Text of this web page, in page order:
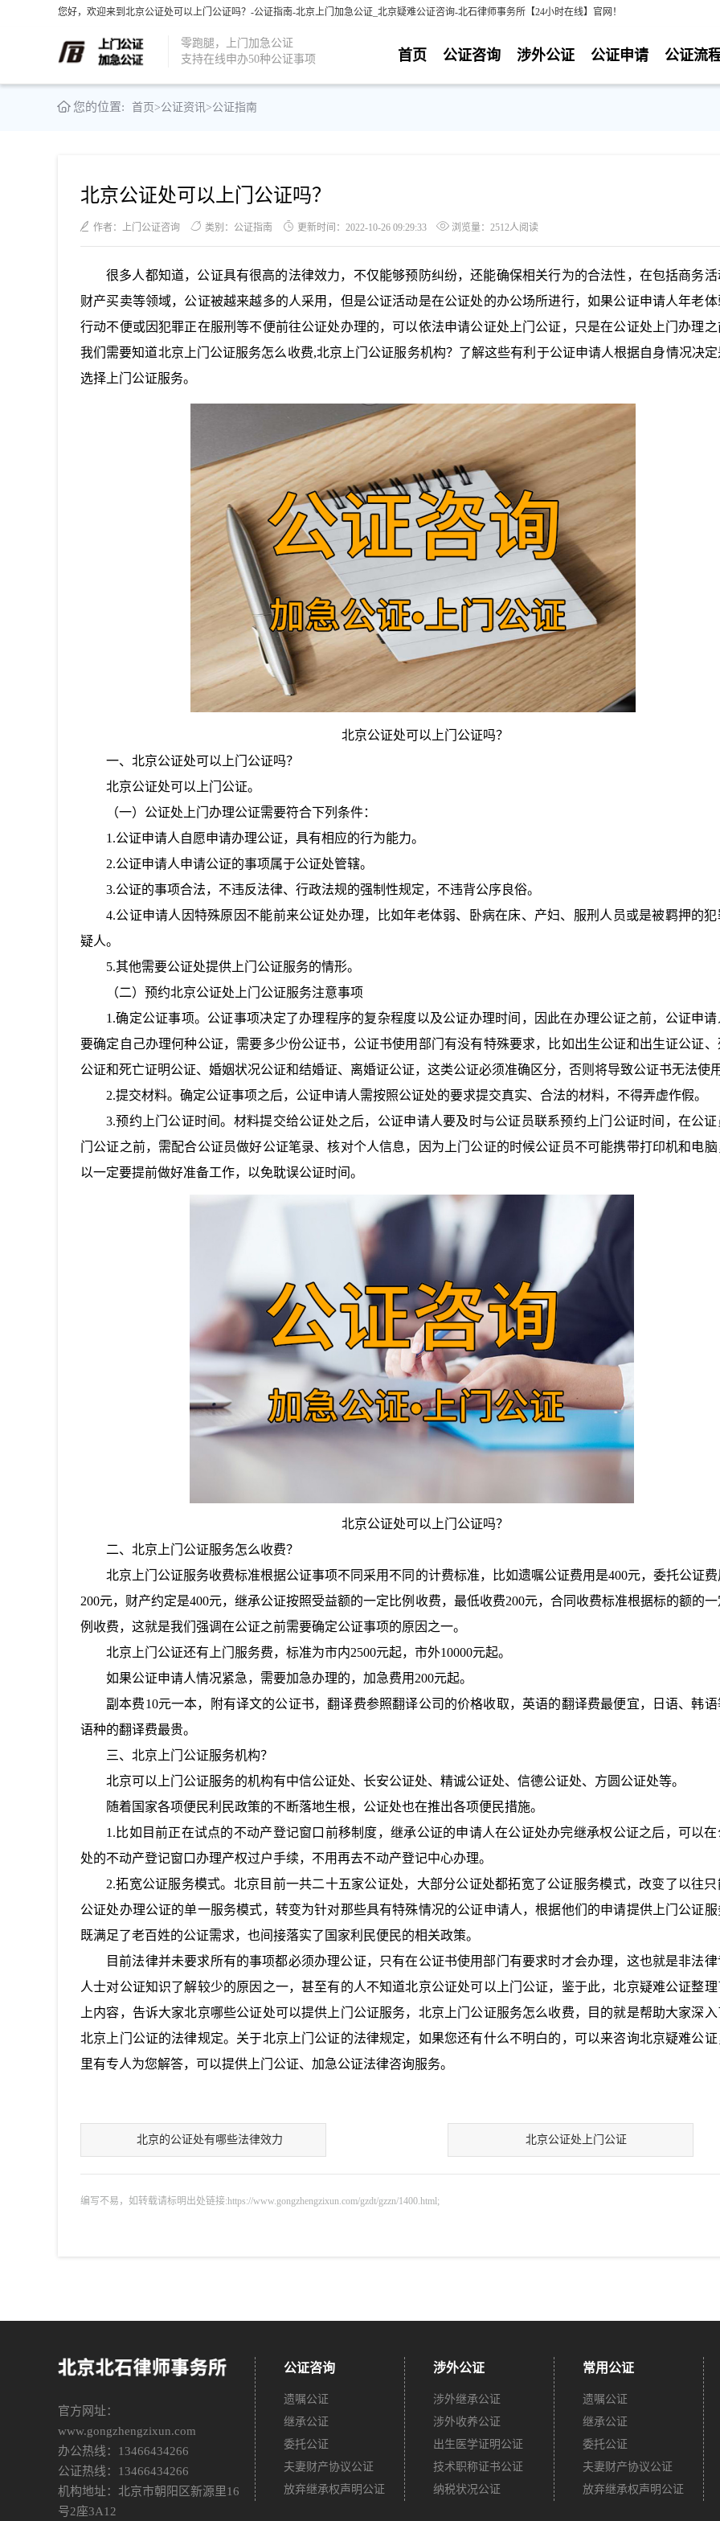
您好，欢迎来到北京公证处可以上门公证吗？-公证指南-北京上门加急公证_北京疑难公证咨询-北石律师事务所【24小时在线】官网！
零跑腿，上门加急公证
支持在线申办50种公证事项
公证流
公证申请
涉外公证
公证咨询
首页
您的位置: 首页>公证资讯>公证指南
北京公证处可以上门公证吗？
作者：上门公证咨询 类别：公证指南 更新时间：2022-10-26 09:29:33 浏览量：2512人阅读
很多人都知道，公证具有很高的法律效力，不仅能够预防纠纷，还能确保相关行为的合法性，在包括商务活
财产买卖等领域，公证被越来越多的人采用，但是公证活动是在公证处的办公场所进行，如果公证申请人年老体
行动不便或因犯罪正在服刑等不便前往公证处办理的，可以依法申请公证处上门公证，只是在公证处上门办理之
我们需要知道北京上门公证服务怎么收费,北京上门公证服务机构？了解这些有利于公证申请人根据自身情况决
选择上门公证服务。
北京公证处可以上门公证吗？
一、 北京公证处可以上门公证吗？
北京公证处可以上门公证。
（一）公证处上门办理公证需要符合下列条件：
1.公证申请人自愿申请办理公证，具有相应的行为能力。
2.公证申请人申请公证的事项属于公证处管辖。
3.公证的事项合法，不违反法律、行政法规的强制性规定，不违背公序良俗。
4.公证申请人因特殊原因不能前来公证处办理，比如年老体弱、卧病在床、产妇、服刑人员或是被羁押的犯
疑人。
5.其他需要公证处提供上门公证服务的情形。
（二）预约北京公证处上门公证服务注意事项
1.确定公证事项。公证事项决定了办理程序的复杂程度以及公证办理时间，因此在办理公证之前，公证申请
要确定自己办理何种公证，需要多少份公证书，公证书使用部门有没有特殊要求，比如出生公证和出生证公证、
公证和死亡证明公证、婚姻状况公证和结婚证、离婚证公证，这类公证必须准确区分，否则将导致公证书无法使用
2.提交材料。确定公证事项之后，公证申请人需按照公证处的要求提交真实、合法的材料，不得弄虚作假。
3.预约上门公证时间。材料提交给公证处之后，公证申请人要及时与公证员联系预约上门公证时间，在公证
门公证之前，需配合公证员做好公证笔录、核对个人信息，因为上门公证的时候公证员不可能携带打印机和电脑
以一定要提前做好准备工作，以免耽误公证时间。
北京公证处可以上门公证吗？
二、北京上门公证服务怎么收费？
北京上门公证服务收费标准根据公证事项不同采用不同的计费标准，比如遗嘱公证费用是400元，委托公证费
200元，财产约定是400元，继承公证按照受益额的一定比例收费，最低收费200元，合同收费标准根据标的额的一
例收费，这就是我们强调在公证之前需要确定公证事项的原因之一。
北京上门公证还有上门服务费，标准为市内2500元起，市外10000元起。
如果公证申请人情况紧急，需要加急办理的，加急费用 200元起。
副本费10元一本，附有译文的公证书，翻译费参照翻译公司的价格收取，英语的翻译费最便宜，日语、韩语
语种的翻译费最贵。
三、北京上门公证服务机构？
北京可以上门公证服务的机构有中信公证处、长安公证处、精诚公证处、信德公证处、方圆公证处等。
随着国家各项便民利民政策的不断落地生根，公证处也在推出各项便民措施。
1.比如目前正在试点的不动产登记窗口前移制度，继承公证的申请人在公证处办完继承权公证之后，可以在
处的不动产登记窗口办理产权过户手续，不用再去不动产登记中心办理。
2.拓宽公证服务模式。北京目前一共二十五家公证处，大部分公证处都拓宽了公证服务模式，改变了以往只
公证处办理公证的单一服务模式，转变为针对那些具有特殊情况的公证申请人，根据他们的申请提供上门公证服
既满足了老百姓的公证需求，也间接落实了国家利民便民的相关政策。
目前法律并未要求所有的事项都必须办理公证，只有在公证书使用部门有要求时才会办理，这也就是非法律
人士对公证知识了解较少的原因之一，甚至有的人不知道北京公证处可以上门公证，鉴于此，北京疑难公证整理
上内容，告诉大家北京哪些公证处可以提供上门公证服务，北京上门公证服务怎么收费，目的就是帮助大家深
北京上门公证的法律规定。关于北京上门公证的法律规定，如果您还有什么不明白的，可以来咨询北京疑难公证
里有专人为您解答，可以提供上门公证、加急公证法律咨询服务。
北京的公证处有哪些法律效力 北京公证处上门公证
编写不易，如转载请标明出处链接:https://www.gongzhengzixun.com/gzdt/gzzn/1400.html;
官方网址：
www.gongzhengzixun.com
办公热线：13466434266
公证热线：13466434266
机构地址：北京市朝阳区新源里16
号2座3A12
公证咨询
遗嘱公证
继承公证
委托公证
夫妻财产协议公证
放弃继承权声明公证
涉外公证
涉外继承公证
涉外收养公证
出生医学证明公证
技术职称证书公证
纳税状况公证
常用公证
遗嘱公证
继承公证
委托公证
夫妻财产协议公证
放弃继承权声明公证